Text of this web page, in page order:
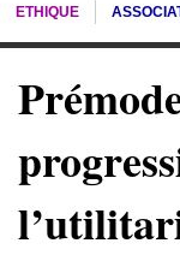
ETHIQUE